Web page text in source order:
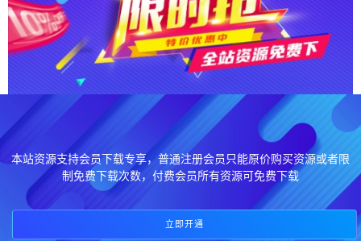
本站资源支持会员下载专享，普通注册会员只能原价购买资源或者限
制免费下载次数，付费会员所有资源可免费下载
立即开通